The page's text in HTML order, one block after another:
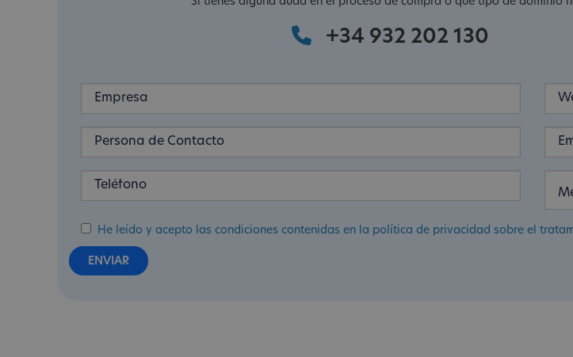
+34 932 202 130
He leído y acepto las condiciones contenidas en la política de privacidad sobre el